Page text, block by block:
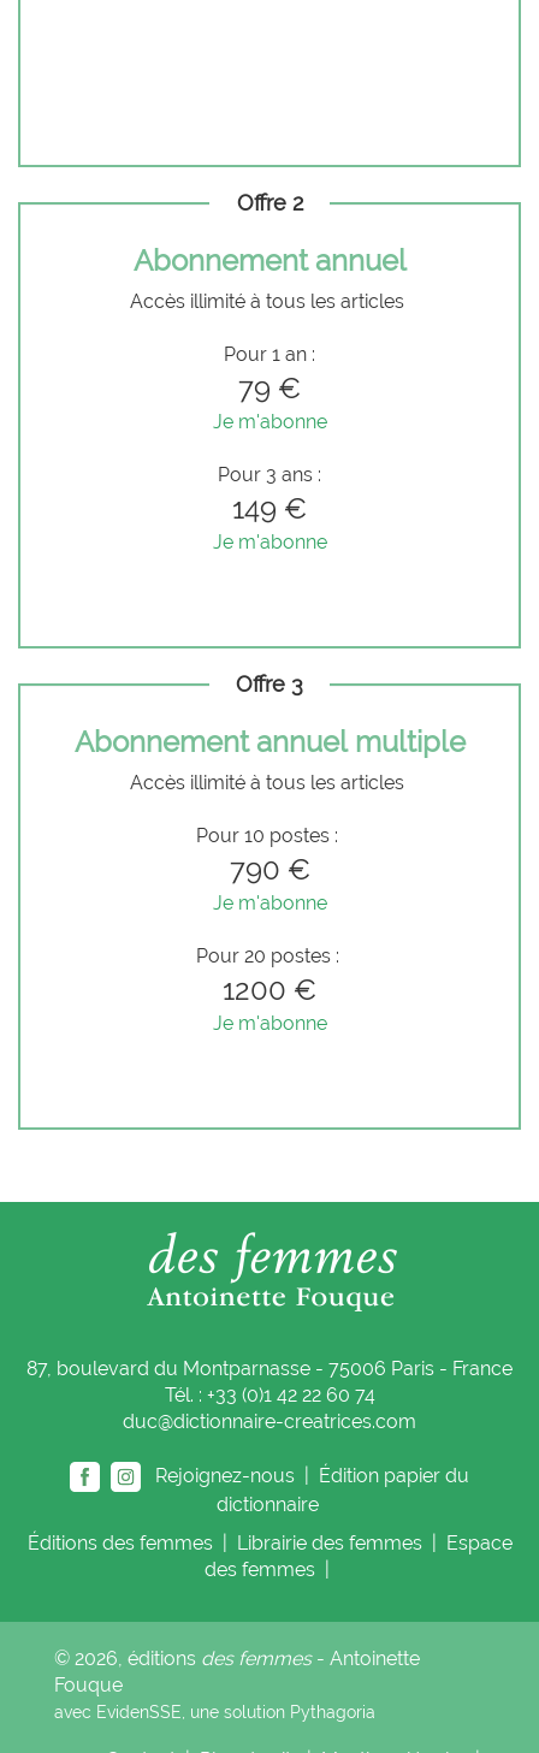
Offre 2
Abonnement annuel
Accès illimité à tous les articles
Pour 1 an :
79 €
Je m'abonne
Pour 3 ans :
149 €
Je m'abonne
Offre 3
Abonnement annuel multiple
Accès illimité à tous les articles
Pour 10 postes :
790 €
Je m'abonne
Pour 20 postes :
1200 €
Je m'abonne
87, boulevard du Montparnasse - 75006 Paris - France
Tél. : +33 (0)1 42 22 60 74
duc@dictionnaire-creatrices.com
Rejoignez-nous |
Édition papier du
dictionnaire
Éditions des femmes Librairie des femmes
Espace
des femmes
© 2026, éditions des femmes- Antoinette
Fouque
avec EvidenSSE, une solution Pythagoria